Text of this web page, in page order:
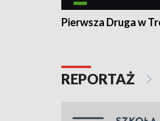
Pierwsza Druga w
REPORTAŻ